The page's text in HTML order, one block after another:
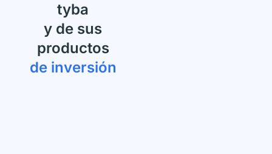
tyba
y de sus
productos
de inversión